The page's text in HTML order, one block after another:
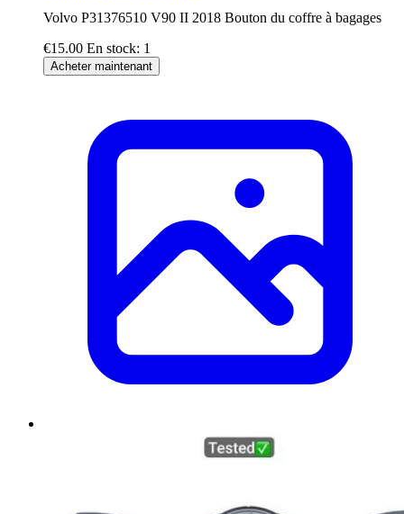
Volvo P31376510 V90 II 2018 Bouton du coffre à bagages
€15.00 En stock: 1
Acheter maintenant